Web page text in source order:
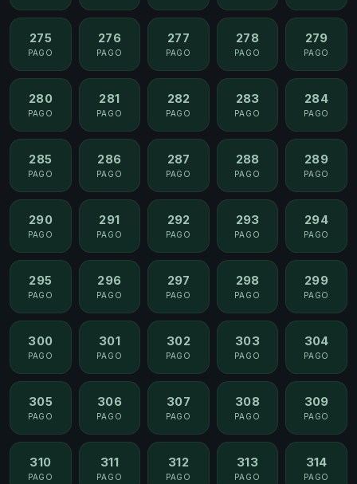
275
PAGO
276
PAGO
277
PAGO
278
PAGO
279
PAGO
280
PAGO
281
PAGO
282
PAGO
283
PAGO
284
PAGO
285
PAGO
286
PAGO
287
PAGO
288
PAGO
289
PAGO
290
PAGO
291
PAGO
292
PAGO
293
PAGO
294
PAGO
295
PAGO
296
PAGO
297
PAGO
298
PAGO
299
PAGO
300
PAGO
301
PAGO
302
PAGO
303
PAGO
304
PAGO
305
PAGO
306
PAGO
307
PAGO
308
PAGO
309
PAGO
310
PAGO
311
PAGO
312
PAGO
313
PAGO
314
PAGO